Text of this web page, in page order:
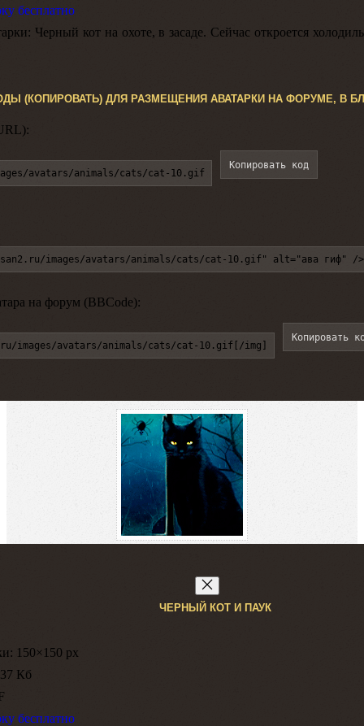
бесплатно
Черный кот на охоте, в засаде. Сейчас откроется
(КОПИРОВАТЬ) ДЛЯ РАЗМЕЩЕНИЯ АВАТАРКИ НА ФОРУМЕ, В
avatars/animals/cats/cat-10.gif
Копировать код
images/avatars/animals/cats/cat-10.gif" alt="ава гиф" />
на форум (BBCode):
images/avatars/animals/cats/cat-10.gif[/img]
Копировать
ЧЕРНЫЙ КОТ И ПАУК
150×150 px
Кб
бесплатно